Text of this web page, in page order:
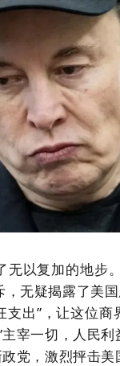
以复加的地步
无疑揭露了美国
出”，让这位
宰一切，人民利
党，激烈抨击